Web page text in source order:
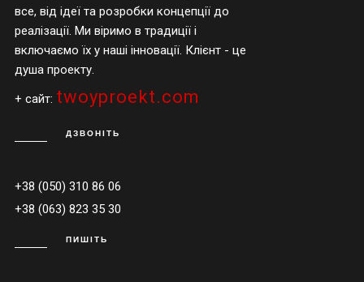
все, від ідеї та розробки концепції до
реалізації. Ми віримо в традиції і
включаємо їх у наші інновації. Клієнт - це
душа проекту.
+ сайт: twoyproekt.com
ДЗВОНІТЬ
+38 (050) 310 86 06
+38 (063) 823 35 30
ПИШІТЬ